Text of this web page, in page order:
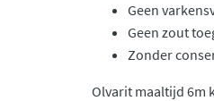
Geen
Geen zout
Zonder
Olvarit maaltijd 6m